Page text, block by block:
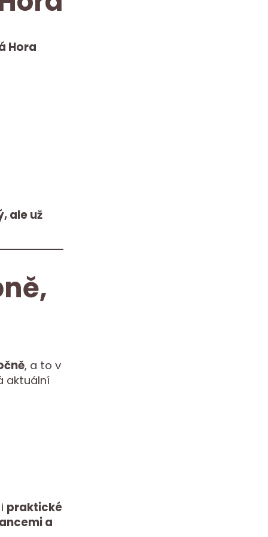
Hora
ale už
, a to v
aktuální
praktické
a